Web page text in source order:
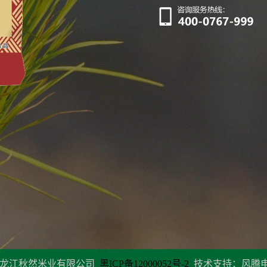
江秋然米业有限公司 黑ICP备12000052号-2 技术支持：风腾